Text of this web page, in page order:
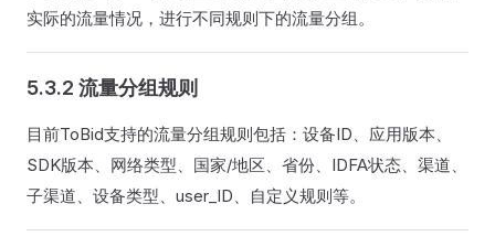
实际的流量情况，进行不同规则下的流量分组。
5.3.2 流量分组规则
目前ToBid支持的流量分组规则包括：设备ID、应用版本、
SDK版本、网络类型、国家/地区、省份、IDFA状态、渠道、
子渠道、设备类型、user_ID、自定义规则等。